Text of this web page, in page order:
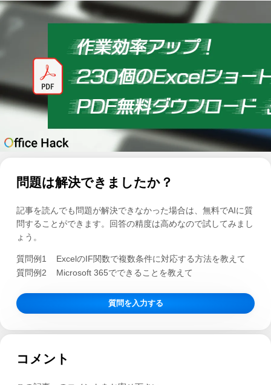
問題は解決できましたか？
記事を読んでも問題が解決できなかった場合は、無料でAIに質
問することができます。回答の精度は高めなので試してみまし
ょう。
質問例1
ExcelのIF関数で複数条件に対応する方法を教えて
質問例2
Microsoft 365でできることを教えて
質問を入力する
コメント